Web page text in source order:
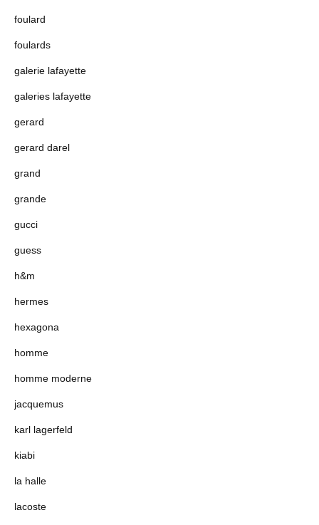
foulard
foulards
galerie lafayette
galeries lafayette
gerard
gerard darel
grand
grande
gucci
guess
h&m
hermes
hexagona
homme
homme moderne
jacquemus
karl lagerfeld
kiabi
la halle
lacoste